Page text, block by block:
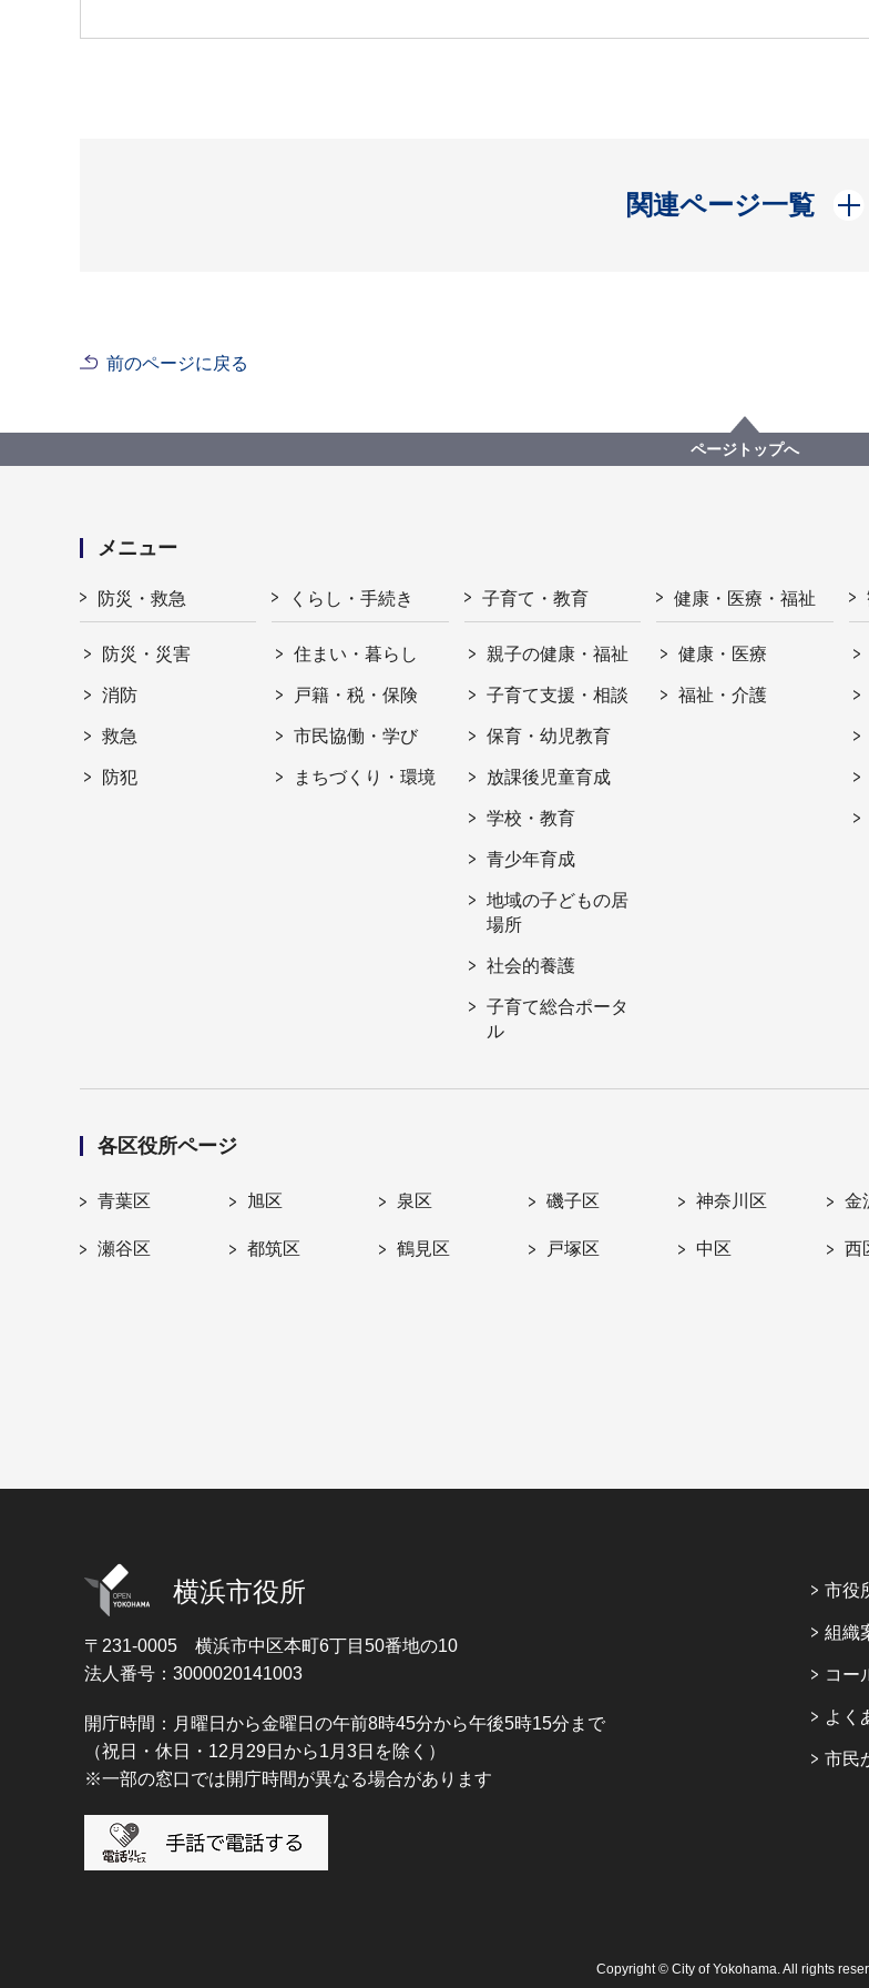
関連ページ一覧
開く
前のページに戻る
ページトップへ
メニュー
防災・救急
防災・災害
消防
救急
防犯
くらし・手続き
住まい・暮らし
戸籍・税・保険
市民協働・学び
まちづくり・環境
子育て・教育
親子の健康・福祉
子育て支援・相談
保育・幼児教育
放課後児童育成
学校・教育
青少年育成
地域の子どもの居
場所
社会的養護
子育て総合ポータ
ル
健康・医療・福祉
健康・医療
福祉・介護
各区役所ページ
青葉区 旭区 泉区 磯子区 神奈川区 金
瀬谷区 都筑区 鶴見区 戸塚区 中区 西
横浜市役所
〒231-0005 横浜市中区本町6丁目50番地の10
法人番号：3000020141003
開庁時間：月曜日から金曜日の午前8時45分から午後5時15分まで
（祝日・休日・12月29日から1月3日を除く）
※一部の窓口では開庁時間が異なる場合があります
市役
組織
コー
よく
市民
Copyright © City of Yokohama. All rights